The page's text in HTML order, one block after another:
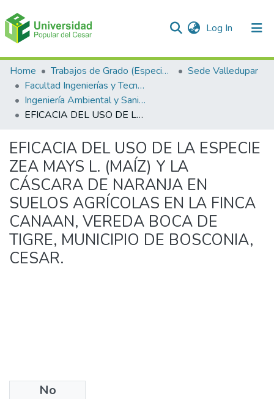
Log In (current)
Communities & Collections
All of DSpace
Statistics
Home Trabajos de Grado (Especializaciones y Pregrados)
Sede Valledupar
Facultad Ingenierías y Tecnologías
Ingeniería Ambiental y Sanitaria.
EFICACIA DEL USO DE LA ESPECIE ZEA MAYS L. (MAÍZ) Y LA CÁSCARA DE NARANJA EN SUELOS AGRÍCOLAS EN LA FINCA CANAAN, VEREDA BOCA DE TIGRE, MUNICIPIO DE BOSCONIA, CESAR.
EFICACIA DEL USO DE LA ESPECIE
ZEA MAYS L. (MAÍZ) Y LA
CÁSCARA DE NARANJA EN
SUELOS AGRÍCOLAS EN LA FINCA
CANAAN, VEREDA BOCA DE
TIGRE, MUNICIPIO DE BOSCONIA,
CESAR.
No